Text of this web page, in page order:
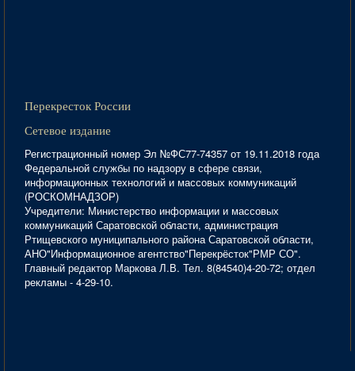
Перекресток России
Сетевое издание
Регистрационный номер Эл №ФС77-74357 от 19.11.2018 года
Федеральной службы по надзору в сфере связи,
информационных технологий и массовых коммуникаций
(РОСКОМНАДЗОР)
Учредители: Министерство информации и массовых
коммуникаций Саратовской области, администрация
Ртищевского муниципального района Саратовской области,
АНО"Информационное агентство"Перекрёсток"РМР СО".
Главный редактор Маркова Л.В. Тел. 8(84540)4-20-72; отдел
рекламы - 4-29-10.